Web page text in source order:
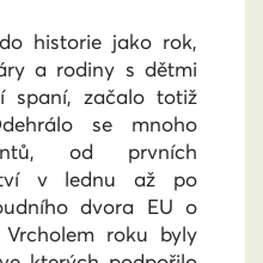
historie jako rok,
a rodiny s dětmi
spaní, začalo totiž
se mnoho
od prvních
v lednu až po
dvora EU o
roku byly